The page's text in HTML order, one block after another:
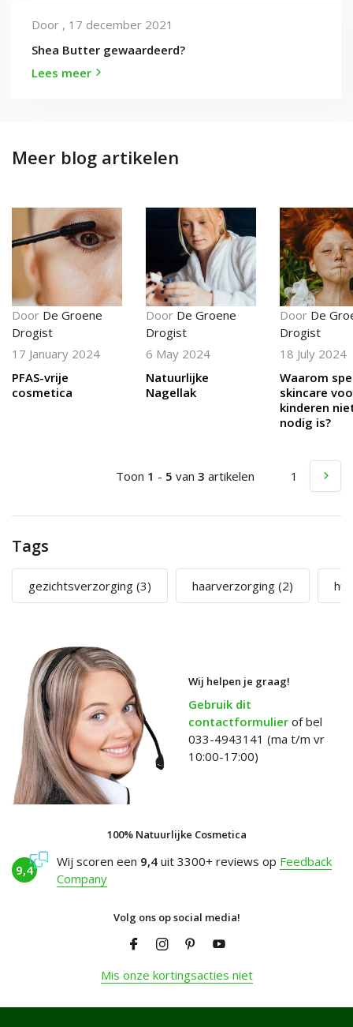
Door , 17 december 2021
Shea Butter gewaardeerd?
Lees meer
Meer blog artikelen
Door De Groene
Drogist
17 January 2024
PFAS-vrije
cosmetica
Door De Groene
Drogist
6 May 2024
Natuurlijke
Nagellak
Door De
Drogist
18 July 2024
Waarom
skincare
kinderen
nodig is?
Toon 1 - 5 van 3 artikelen 1
Tags
gezichtsverzorging (3) haarverzorging (2)
Wij helpen je graag!
Gebruik dit
contactformulier of bel
033-4943141 (ma t/m vr
10:00-17:00)
100% Natuurlijke Cosmetica
9,4
Wij scoren een 9,4 uit 3300+ reviews op Feedback
Company
Volg ons op social media!
Mis onze kortingsacties niet